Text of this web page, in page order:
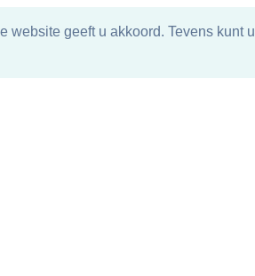
website geeft u akkoord. Tevens kunt u